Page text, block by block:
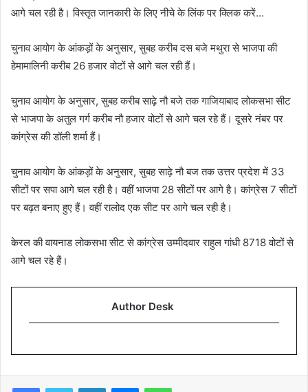
आगे चल रही है। विस्तृत जानकारी के लिए नीचे के लिंक पर क्लिक करें…
चुनाव आयोग के आंकड़ों के अनुसार, सुबह करीब दस बजे मथुरा से भाजपा की
हेमामालिनी करीब 26 हजार वोटों से आगे चल रही हैं।
चुनाव आयोग के अनुसार, सुबह करीब साढ़े नौ बजे तक गाजियाबाद लोकसभा सीट
से भाजपा के अतुल गर्ग करीब नौ हजार वोटों से आगे चल रहे हैं। दूसरे नंबर पर
कांग्रेस की डॉली शर्मा हैं।
चुनाव आयोग के आंकड़ों के अनुसार, सुबह साढ़े नौ बज तक उत्तर प्रदेश में 33
सीटों पर सपा आगे चल रही है। वहीं भाजपा 28 सीटों पर आगे है। कांग्रेस 7 सीटों
पर बढ़त बनाए हुए हैं। वहीं रालोद एक सीट पर आगे चल रही है।
केरल की वायनाड लोकसभा सीट से कांग्रेस उम्मीदवार राहुल गांधी 8718 वोटों से
आगे चल रहे हैं।
Author Desk